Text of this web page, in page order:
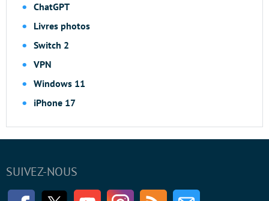
ChatGPT
Livres photos
Switch 2
VPN
Windows 11
iPhone 17
SUIVEZ-NOUS
FacebookTwitter Youtube InstagramRSS Newsletter